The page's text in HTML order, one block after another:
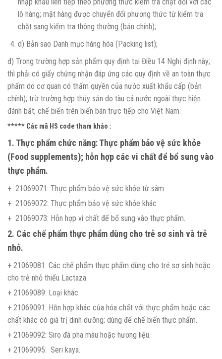
nhập khẩu liên tiếp theo phương thức kiểm tra chặt đối với các
lô hàng; mặt hàng được chuyển đổi phương thức từ kiểm tra
chặt sang kiểm tra thông thường (bản chính);
d) Bản sao Danh mục hàng hóa (Packing list);
đ) Trong trường hợp sản phẩm quy định tại Điều 14 Nghị định này;
thì phải có giấy chứng nhận đáp ứng các quy định về an toàn thực
phẩm do cơ quan có thẩm quyền của nước xuất khẩu cấp (bản
chính); trừ trường hợp thủy sản do tàu cá nước ngoài thực hiện
đánh bắt; chế biến trên biến bán trực tiếp cho Việt Nam.
***** Các mã HS code tham khảo :
1. Thực phẩm chức năng: Thực phẩm bảo vệ sức khỏe
(Food supplements); hỗn hợp các vi chất để bổ sung vào
thực phẩm.
+ 21069071: Thực phẩm bảo vệ sức khỏe từ sâm
+ 21069072: Thực phẩm bảo vệ sức khỏe khác
+ 21069073: Hỗn hợp vi chất để bổ sung vào thực phẩm.
2. Các chế phẩm thực phẩm dùng cho trẻ sơ sinh và trẻ
nhỏ.
+ 21069081: Các chế phẩm thực phẩm dùng cho trẻ sơ sinh hoặc
cho trẻ nhỏ thiếu Lactaza.
+ 21069089: Loại khác.
+ 21069091: Hỗn hợp khác của hóa chất với thực phẩm hoặc các
chất khác có giá trị dinh dưỡng; dùng để chế biến thực phẩm.
+ 21069092: Siro đã pha màu hoặc hương liệu.
+ 21069095: Seri kaya.